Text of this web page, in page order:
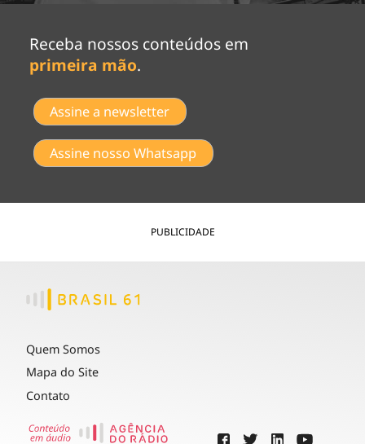
Receba nossos conteúdos em
primeira mão.
Assine a newsletter
Assine nosso Whatsapp
PUBLICIDADE
Quem Somos
Mapa do Site
Contato